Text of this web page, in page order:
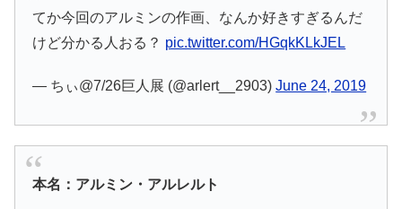
てか今回のアルミンの作画、なんか好きすぎるんだ
けど分かる人おる？ pic.twitter.com/HGqkKLkJEL
— ちぃ@7/26巨人展 (@arlert__2903)June 24, 2019
本名：アルミン・アルレルト